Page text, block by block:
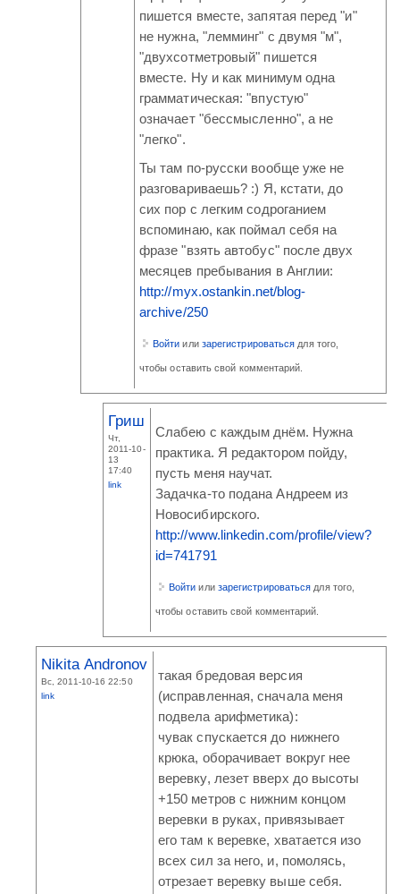
пишется вместе, запятая перед "и"
не нужна, "лемминг" с двумя "м",
"двухсотметровый" пишется
вместе. Ну и как минимум одна
грамматическая: "впустую"
означает "бессмысленно", а не
"легко".
Ты там по-русски вообще уже не
разговариваешь? :) Я, кстати, до
сих пор с легким содроганием
вспоминаю, как поймал себя на
фразе "взять автобус" после двух
месяцев пребывания в Англии:
http://myx.ostankin.net/blog-
archive/250
Войти или зарегистрироваться для того,
чтобы оставить свой комментарий.
Гриш
Чт,
2011-10-
13
17:40
link
Слабею с каждым днём. Нужна
практика. Я редактором пойду,
пусть меня научат.
Задачка-то подана Андреем из
Новосибирского.
http://www.linkedin.com/profile/view?
id=741791
Войти или зарегистрироваться для того,
чтобы оставить свой комментарий.
Nikita Andronov
Вс, 2011-10-16 22:50
link
такая бредовая версия
(исправленная, сначала меня
подвела арифметика):
чувак спускается до нижнего
крюка, оборачивает вокруг нее
веревку, лезет вверх до высоты
+150 метров с нижним концом
веревки в руках, привязывает
его там к веревке, хватается изо
всех сил за него, и, помолясь,
отрезает веревку выше себя.